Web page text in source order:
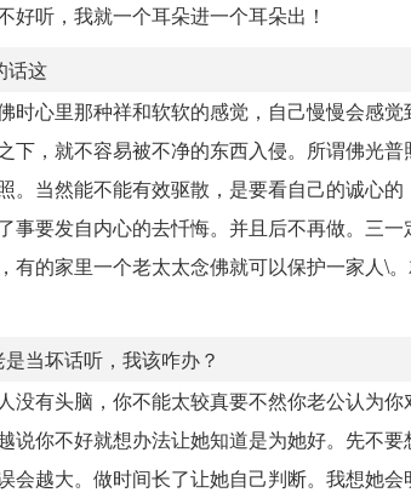
听，我就一个耳朵进一个耳朵出！
话这
时心里那种祥和软软的感觉，自己慢慢会感觉
，就不容易被不净的东西入侵。所谓佛光普
。当然能不能有效驱散，是要看自己的诚心的
事要发自内心的去忏悔。并且后不再做。三一
有的家里一个老太太念佛就可以保护一家人\
当坏话听，我该咋办？
没有头脑，你不能太较真要不然你老公认为你
说你不好就想办法让她知道是为她好。先不要
越大。做时间长了让她自己判断。我想她会